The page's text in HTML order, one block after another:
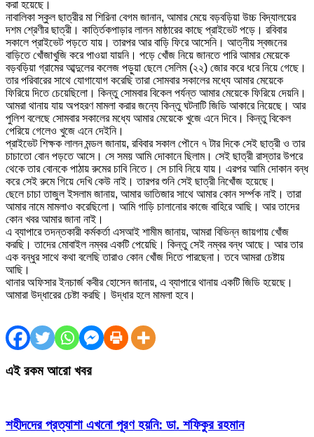
করা হয়েছে।
নাবালিকা স্কুল ছাত্রীর মা শিরিনা বেগম জানান, আমার মেয়ে বড়বড়িয়া উচ্চ বিদ্যালয়ের
দশম শ্রেণীর ছাত্রী। কার্ত্তিকপাড়ার লালন মাষ্ঠারের কাছে প্রাইভেট পড়ে। রবিবার
সকালে প্রাইভেট পড়তে যায়। তারপর আর বাড়ি ফিরে আসেনি। আত্নীয় স্বজনের
বাড়িতে খোঁজাখুজি করে পাওয়া যায়নি। পড়ে খোঁজ নিয়ে জানতে পারি আমার মেয়েকে
বড়বড়িয়া গ্রামের আব্দুলের কলেজ পড়ুয়া ছেলে সেলিম (২২) জোর করে ধরে নিয়ে গেছে।
তার পরিবারের সাথে যোগাযোগ করেছি তারা সোমবার সকালের মধ্যে আমার মেয়েকে
ফিরিয়ে দিতে চেয়েছিলো। কিন্তু সোমবার বিকেল পর্যন্ত আমার মেয়েকে ফিরিয়ে দেয়নি।
আমরা থানায় যায় অপহরণ মামলা করার জন্যে কিন্তু ঘটনাটি জিডি আকারে নিয়েছে। আর
পুলিশ বলেছে সোমবার সকালের মধ্যে আমার মেয়েকে খুজে এনে দিবে। কিন্তু বিকেল
পেরিয়ে গেলেও খুজে এনে দেইনি।
প্রাইভেট শিক্ষক লালন মন্ডল জানায়, রবিবার সকাল পৌনে ৭ টার দিকে সেই ছাত্রী ও তার
চাচাতো বোন পড়তে আসে। সে সময় আমি দোকানে ছিলাম। সেই ছাত্রী রাস্তার উপরে
থেকে তার বোনকে পাঠায় রুমের চাবি নিতে। সে চাবি নিয়ে যায়। এরপর আমি দোকান বন্ধ
করে সেই রুমে গিয়ে দেখি কেউ নাই। তারপর শুনি সেই ছাত্রী নিখোঁজ হয়েছে।
ছেলে চাচা তাজুল ইসলাম জানায়, আমার ভাতিজার সাথে আমার কোন সর্ম্পক নাই। তারা
আমার নামে মামলাও করেছিলো। আমি গাড়ি চালানোর কাজে বাহিরে আছি। আর তাদের
কোন খবর আমার জানা নাই।
এ ব্যাপারে তদন্তকারী কর্মকর্তা এসআই শামীম জানায়, আমরা বিভিন্ন জায়গায় খোঁজ
করছি। তাদের মোবাইল নম্বর একটি পেয়েছি। কিন্তু সেই নম্বর বন্ধ আছে। আর তার
এক বন্ধুর সাথে কথা বলেছি তারাও কোন খোঁজ দিতে পারছেনা। তবে আমরা চেষ্টায়
আছি।
থানার অফিসার ইনচার্জ কবীর হোসেন জানায়, এ ব্যাপারে থানায় একটি জিডি হয়েছে।
আমারা উদ্ধারের চেষ্টা করছি। উদ্ধার হলে মামলা হবে।
এই রকম আরো খবর
শহীদদের প্রত্যাশা এখনো পূরণ হয়নি: ডা. শফিকুর রহমান